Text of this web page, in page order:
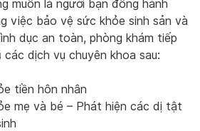
muốn là người bạn đồng hành
việc bảo vệ sức khỏe sinh sản và
dục an toàn, phòng khám tiếp
dịch vụ chuyên khoa sau:
tiền hôn nhân
mẹ và bé – Phát hiện các dị tật